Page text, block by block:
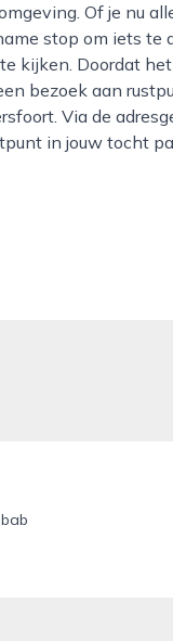
Of je nu
stop om iets te
kijken. Doordat
bezoek aan
Via de
in jouw tocht